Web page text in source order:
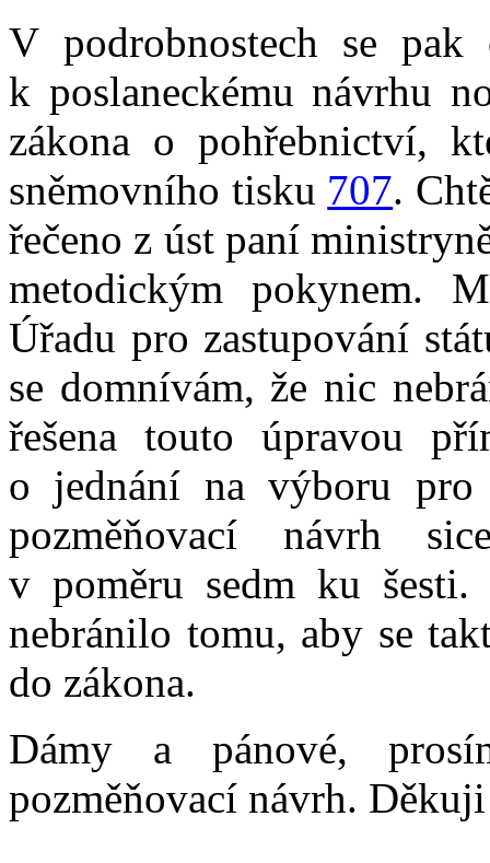
V podrobnostech se
k poslaneckému návrhu
zákona o pohřebnictví,
sněmovního tisku 707.
řečeno z úst paní
metodickým pokynem.
Úřadu pro zastupování
se domnívám, že nic
řešena touto úpravou
o jednání na výboru pro
pozměňovací návrh
v poměru sedm ku
nebránilo tomu, aby se
do zákona.
Dámy a pánové,
pozměňovací návrh.